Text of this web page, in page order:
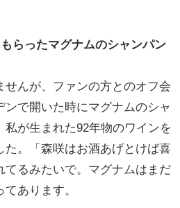
らったマグナムのシャンパン
んが、ファンの方とのオフ会
ンで開いた時にマグナムのシャ
私が生まれた92年物のワインを
た。「森咲はお酒あげとけば喜
てるみたいで。マグナムはまだ
あります。